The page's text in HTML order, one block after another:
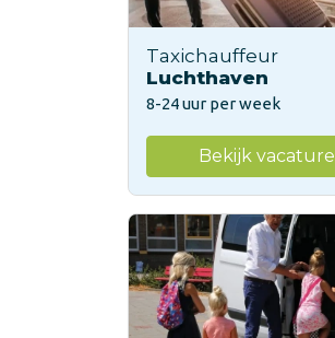
Taxichauffeur
Luchthaven
8-24 uur per week
Bekijk vacature